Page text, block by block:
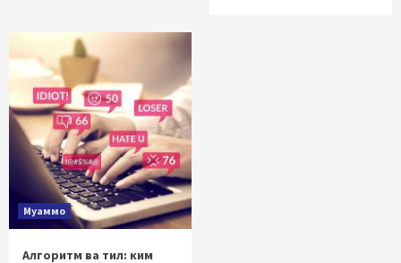
Муаммо
Алгоритм ва тил: ким